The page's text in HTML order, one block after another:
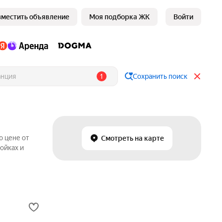
объявление Моя подборка ЖК Войти
1 Сохранить поиск
Смотреть на карте
цене от
и